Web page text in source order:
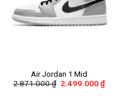
Air Jordan 1 Mid
2.871.000₫ 2.499.000₫